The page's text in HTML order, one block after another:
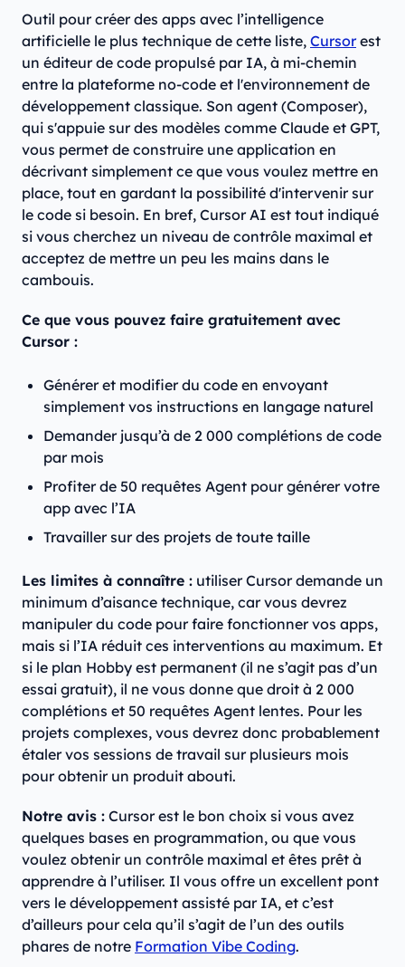
Outil pour créer des apps avec l’intelligence
artificielle le plus technique de cette liste, Cursorest
un éditeur de code propulsé par IA, à mi-chemin
entre la plateforme no-code et l'environnement de
développement classique. Son agent (Composer),
qui s'appuie sur des modèles comme Claude et GPT,
vous permet de construire une application en
décrivant simplement ce que vous voulez mettre en
place, tout en gardant la possibilité d'intervenir sur
le code si besoin. En bref, Cursor AI est tout indiqué
si vous cherchez un niveau de contrôle maximal et
acceptez de mettre un peu les mains dans le
cambouis.
Ce que vous pouvez faire gratuitement avec
Cursor :
Générer et modifier du code en envoyant
simplement vos instructions en langage naturel
Demander jusqu’à de 2 000 complétions de code
par mois
Profiter de 50 requêtes Agent pour générer votre
app avec l’IA
Travailler sur des projets de toute taille
Les limites à connaître : utiliser Cursor demande un
minimum d’aisance technique, car vous devrez
manipuler du code pour faire fonctionner vos apps,
mais si l’IA réduit ces interventions au maximum. Et
si le plan Hobby est permanent (il ne s’agit pas d’un
essai gratuit), il ne vous donne que droit à 2 000
complétions et 50 requêtes Agent lentes. Pour les
projets complexes, vous devrez donc probablement
étaler vos sessions de travail sur plusieurs mois
pour obtenir un produit abouti.
Notre avis : Cursor est le bon choix si vous avez
quelques bases en programmation, ou que vous
voulez obtenir un contrôle maximal et êtes prêt à
apprendre à l’utiliser. Il vous offre un excellent pont
vers le développement assisté par IA, et c’est
d’ailleurs pour cela qu’il s’agit de l’un des outils
phares de notre Formation Vibe Coding.